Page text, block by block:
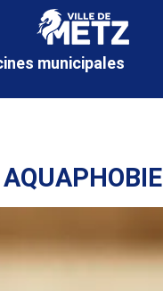
municipales
AQUAPHOBIE
des cookies